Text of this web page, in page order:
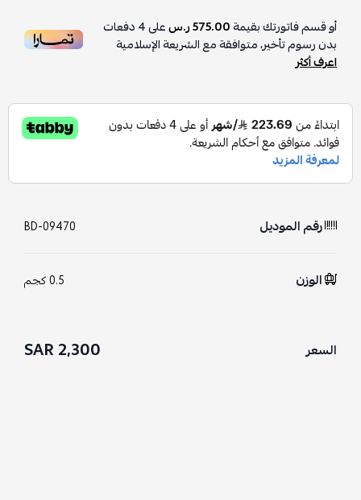
أو قسم فاتورتك بقيمة575.00 ر.س على4دفعات
بدون رسوم تأخير، متوافقة مع الشريعة الإسلامية
اعرف أكثر
رقم الموديل BD-09470
الوزن 0.5 كجم
السعر 2,300 SAR